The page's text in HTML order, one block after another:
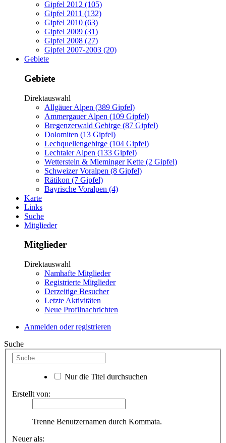
Gipfel 2012 (105)
Gipfel 2011 (132)
Gipfel 2010 (63)
Gipfel 2009 (31)
Gipfel 2008 (27)
Gipfel 2007-2003 (20)
Gebiete
Gebiete
Direktauswahl
Allgäuer Alpen (389 Gipfel)
Ammergauer Alpen (109 Gipfel)
Bregenzerwald Gebirge (87 Gipfel)
Dolomiten (13 Gipfel)
Lechquellengebirge (104 Gipfel)
Lechtaler Alpen (133 Gipfel)
Wetterstein & Mieminger Kette (2 Gipfel)
Schweizer Voralpen (8 Gipfel)
Rätikon (7 Gipfel)
Bayrische Voralpen (4)
Karte
Links
Suche
Mitglieder
Mitglieder
Direktauswahl
Namhafte Mitglieder
Registrierte Mitglieder
Derzeitige Besucher
Letzte Aktivitäten
Neue Profilnachrichten
Anmelden oder registrieren
Suche
Nur die Titel durchsuchen
Erstellt von:
Trenne Benutzernamen durch Kommata.
Neuer als: